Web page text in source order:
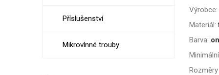
Výrobce:
Materiál:
Barva:
Příslušenství
Mikrovlnné trouby